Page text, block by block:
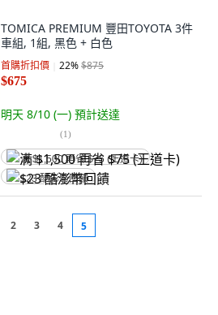
TOMICA PREMIUM 豐田TOYOTA 3件
車組, 1組, 黑色 + 白色
首購折扣價 22%$875
$675
明天 8/10 (一) 預計送達
(1)
满 $1,500 再省 $75 (王道卡)
$23 酷澎幣回饋
2 3 4 5